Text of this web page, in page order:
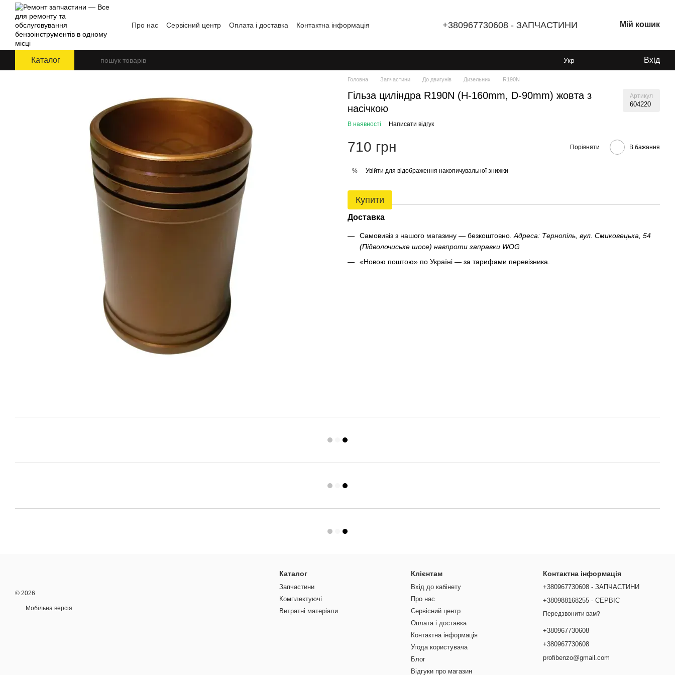
Перейти до основного контенту
Про нас Сервісний центр Оплата і доставка
Контактна інформація
+380967730608 - ЗАПЧАСТИНИ Мій кошик
Каталог Укр Вхід
Головна Запчастини До двигунів Дизельних R190N
Гільза циліндра R190N (H-160mm, D-90mm) жовта з
насічкою
Артикул
604220
В наявності Написати відгук
710 грн Порівняти В бажання
% Увійти для відображення накопичувальної знижки
Купити
Доставка
Самовивіз з нашого магазину — безкоштовно. Адреса: Тернопіль, вул. Смиковецька, 54
(Підволочиське шосе) навпроти заправки WOG
«Новою поштою» по Україні — за тарифами перевізника.
© 2026
Мобільна версія
Каталог
Запчастини
Комплектуючі
Витратні матеріали
Клієнтам
Вхід до кабінету
Про нас
Сервісний центр
Оплата і доставка
Контактна інформація
Угода користувача
Блог
Відгуки про магазин
Контактна інформація
+380967730608 - ЗАПЧАСТИНИ
+380988168255 - СЕРВІС
Передзвонити вам?
+380967730608
+380967730608
profibenzo@gmail.com